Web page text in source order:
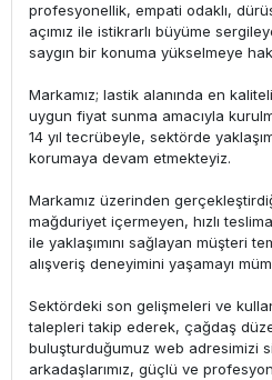
profesyonellik, empati odaklı,
açımız ile istikrarlı büyüme
saygın bir konuma yükselmeye
Markamız; lastik alanında en
uygun fiyat sunma amacıyla
14 yıl tecrübeyle, sektörde
korumaya devam etmekteyiz.
Markamız üzerinden
mağduriyet içermeyen, hızlı
ile yaklaşımını sağlayan müşteri
alışveriş deneyimini yaşamayı
Sektördeki son gelişmeleri ve
talepleri takip ederek, çağdaş
buluşturduğumuz web adresimizi
arkadaşlarımız, güçlü ve